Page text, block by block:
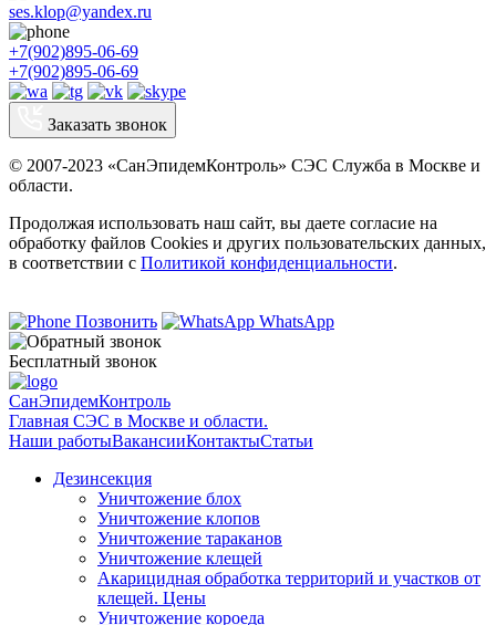
ses.klop@yandex.ru
+7(902)895-06-69
+7(902)895-06-69
Заказать звонок
© 2007-2023 «СанЭпидемКонтроль» СЭС Служба в Москве и
области.
Продолжая использовать наш сайт, вы даете согласие на
обработку файлов Cookies и других пользовательских данных,
в соответствии с Политикой конфиденциальности.
Позвонить WhatsApp
Бесплатный звонок
СанЭпидемКонтроль
Главная СЭС в Москве и области.
Наши работыВакансииКонтактыСтатьи
Дезинсекция
Уничтожение блох
Уничтожение клопов
Уничтожение тараканов
Уничтожение клещей
Акарицидная обработка территорий и участков от
клещей. Цены
Уничтожение короеда